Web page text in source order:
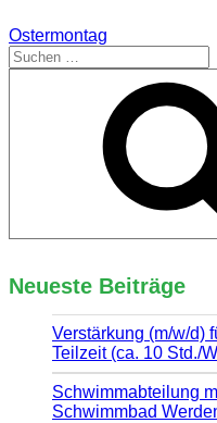
Ostermontag
Suchen
nach:
Neueste Beiträge
Verstärkung (m/w/d)
Teilzeit (ca. 10 Std./
Schwimmabteilung
Schwimmbad